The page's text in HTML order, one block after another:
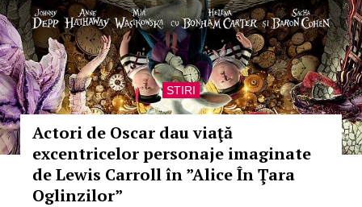
STIRI
Actori de Oscar dau viaţă
excentricelor personaje imaginate
de Lewis Carroll în ”Alice În Ţara
Oglinzilor”